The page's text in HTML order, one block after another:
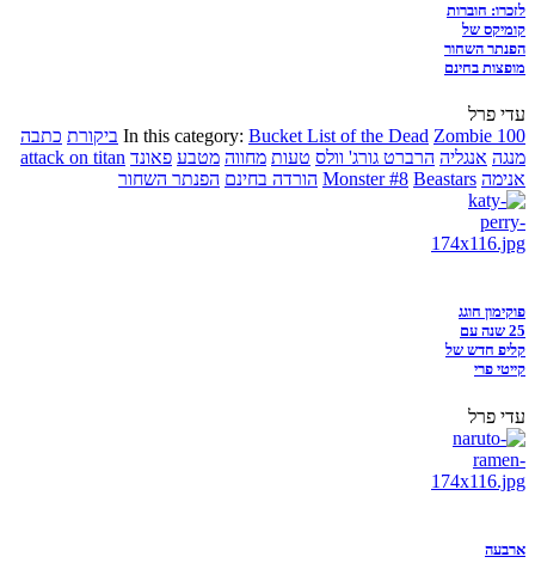
לזכרו: חוברות
קומיקס של
הפנתר השחור
מופצות בחינם
עדי פרל
In this category: Bucket List of the Dead Zombie 100 ביקורת כתבה
מנגה אנגליה הרברט גורג' וולס טעות מחווה מטבע פאונד attack on titan
אנימה
Monster #8 Beastars הורדה בחינם הפנתר השחור
פוקימון חוגג
25 שנה עם
קליפ חדש של
קייטי פרי
עדי פרל
ארבעה